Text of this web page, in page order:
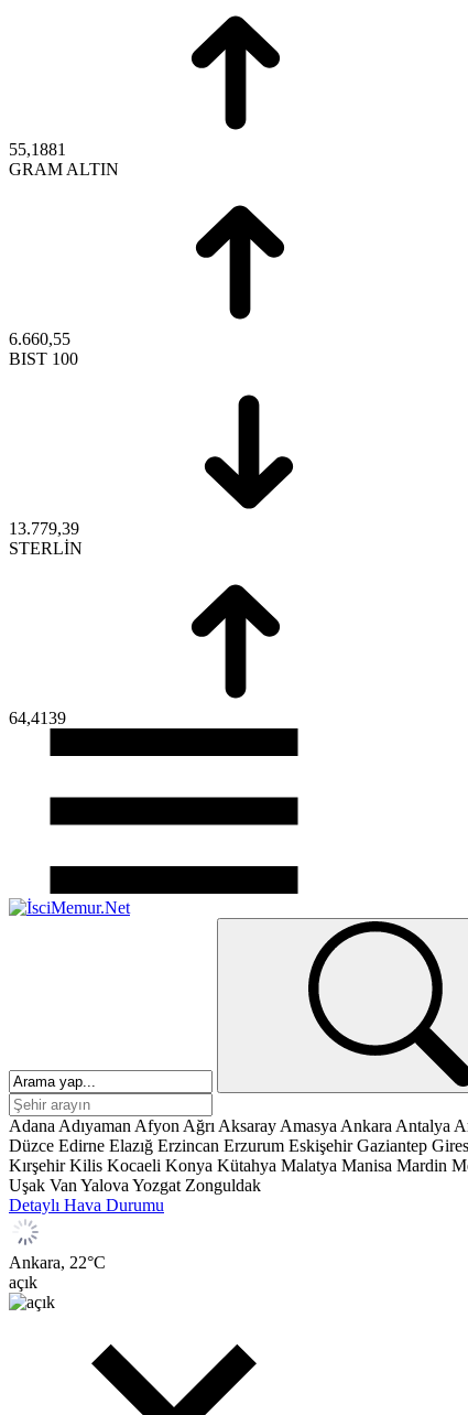
55,1881
GRAM ALTIN
6.660,55
BIST 100
13.779,39
STERLİN
64,4139
Adana Adıyaman Afyon Ağrı Aksaray Amasya Ankara Antalya
Düzce Edirne Elazığ Erzincan Erzurum Eskişehir Gaziantep
Kırşehir Kilis Kocaeli Konya Kütahya Malatya Manisa Mardin
Uşak Van Yalova Yozgat Zonguldak
Detaylı Hava Durumu
Ankara, 22°C
açık